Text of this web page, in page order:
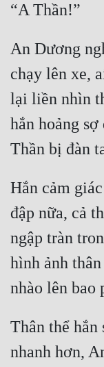
Tội Phạm
Vô Địch
Võ Hiệp
Võng Du
Xuyên Không
Xuyên Nhanh
Xuyên Sách
Xuyên Thư
Điền Văn
Đông Phương
Đông Phương Huyền
“A Thần!”
An Dương
chạy lên xe,
lại liền nhìn
hắn hoảng
Thần bị đàn
Hắn cảm
đập nữa, cả
ngập tràn
hình ảnh
nhào lên bao
Thân thể hắn
nhanh hơn,